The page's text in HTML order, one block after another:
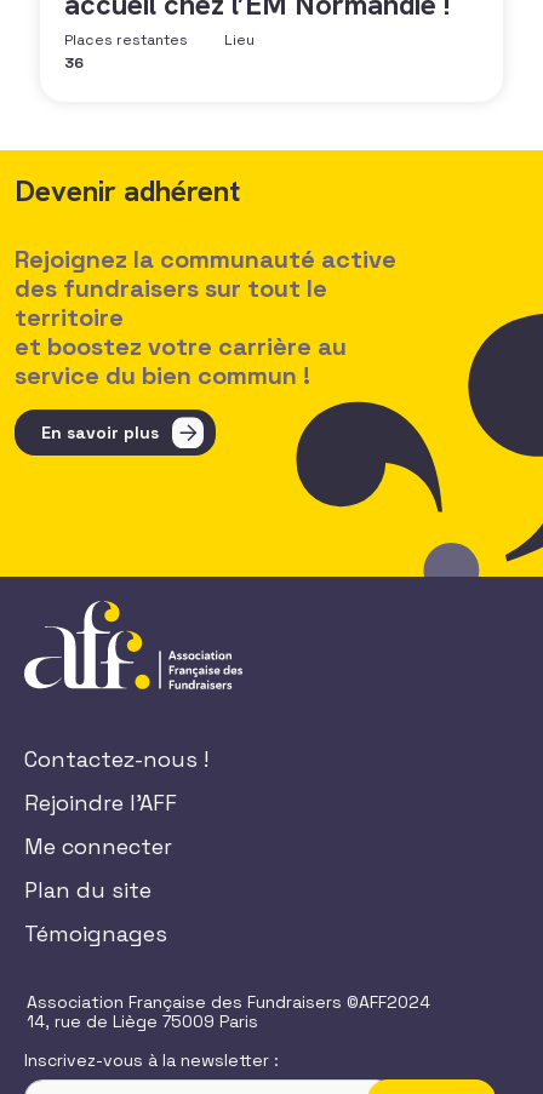
Places restantes
36
Lieu
Devenir adhérent
Rejoignez la communauté active
des fundraisers sur tout le
territoire
et boostez votre carrière au
service du bien commun !
En savoir plus
Contactez-nous !
Rejoindre l'AFF
Me connecter
Plan du site
Témoignages
Association Française des Fundraisers ©AFF2024
14, rue de Liège 75009 Paris
Inscrivez-vous à la newsletter :